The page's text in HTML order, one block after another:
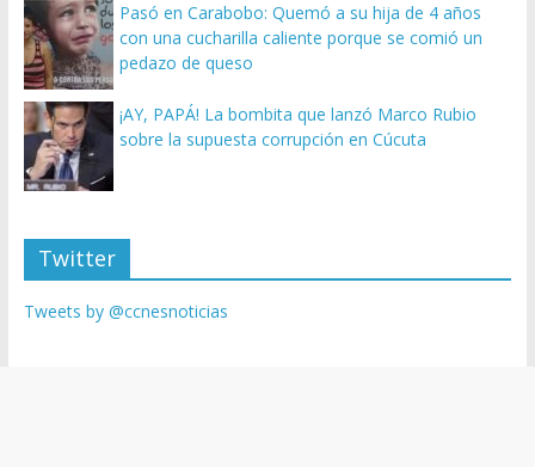
Pasó en Carabobo: Quemó a su hija de 4 años
con una cucharilla caliente porque se comió un
pedazo de queso
¡AY, PAPÁ! La bombita que lanzó Marco Rubio
sobre la supuesta corrupción en Cúcuta
Twitter
Tweets by @ccnesnoticias